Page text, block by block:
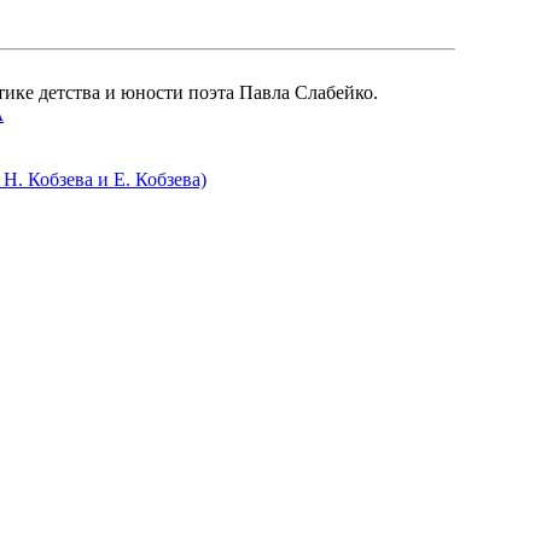
детства и юности поэта Павла Слабейко.
Кобзева и Е. Кобзева)